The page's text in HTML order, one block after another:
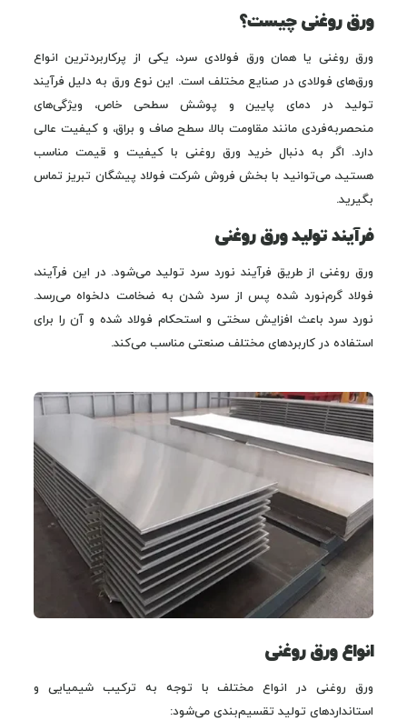
ورق روغنی چیست؟
ورق روغنی یا همان ورق فولادی سرد، یکی از پرکاربردترین انواع
ورق‌های فولادی در صنایع مختلف است. این نوع ورق به دلیل فرآیند
تولید در دمای پایین و پوشش سطحی خاص، ویژگی‌های
منحصربه‌فردی مانند مقاومت بالا، سطح صاف و براق، و کیفیت عالی
دارد. اگر به دنبال خرید ورق روغنی با کیفیت و قیمت مناسب
هستید، می‌توانید با بخش فروش شرکت فولاد پیشگان تبریز تماس
بگیرید.
فرآیند تولید ورق روغنی
ورق روغنی از طریق فرآیند نورد سرد تولید می‌شود. در این فرآیند،
فولاد گرم‌نورد شده پس از سرد شدن به ضخامت دلخواه می‌رسد.
نورد سرد باعث افزایش سختی و استحکام فولاد شده و آن را برای
استفاده در کاربردهای مختلف صنعتی مناسب می‌کند.
انواع ورق روغنی
ورق روغنی در انواع مختلف با توجه به ترکیب شیمیایی و
استانداردهای تولید تقسیم‌بندی می‌شود: